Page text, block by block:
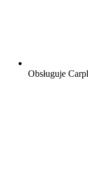
Obsługuje